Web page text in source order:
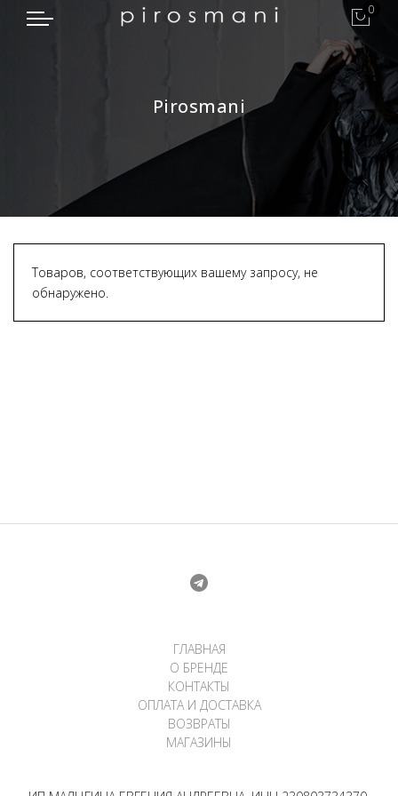
0
Pirosmani
Товаров, соответствующих вашему запросу, не
обнаружено.
ГЛАВНАЯ
О БРЕНДЕ
КОНТАКТЫ
ОПЛАТА И ДОСТАВКА
ВОЗВРАТЫ
МАГАЗИНЫ